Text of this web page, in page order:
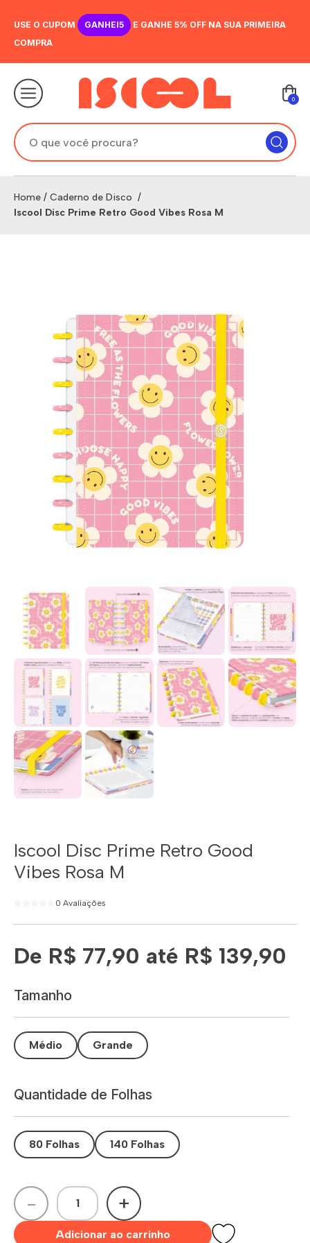
USE O CUPOM GANHEI5
E GANHE 5% OFF NA SUA PRIMEIRA
COMPRA
0
Home / Caderno de Disco /
Iscool Disc Prime Retro Good Vibes Rosa M
Iscool Disc Prime Retro Good
Vibes Rosa M
0 Avaliações
De R$ 77,90 até R$ 139,90
Tamanho
Médio Grande
Quantidade de Folhas
80 Folhas 140 Folhas
- +
Adicionar ao carrinho